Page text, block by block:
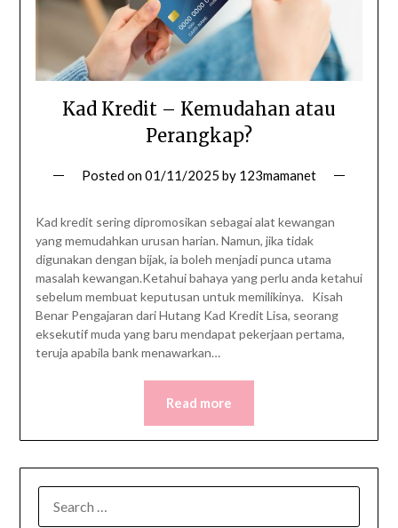
Kad Kredit – Kemudahan atau
Perangkap?
Posted on01/11/2025 by 123mamanet
Kad kredit sering dipromosikan sebagai alat kewangan
yang memudahkan urusan harian. Namun, jika tidak
digunakan dengan bijak, ia boleh menjadi punca utama
masalah kewangan.Ketahui bahaya yang perlu anda ketahui
sebelum membuat keputusan untuk memilikinya. Kisah
Benar Pengajaran dari Hutang Kad Kredit Lisa, seorang
eksekutif muda yang baru mendapat pekerjaan pertama,
teruja apabila bank menawarkan…
Read more
FOR: